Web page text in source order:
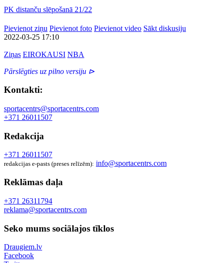
PK distanču slēpošanā 21/22
Pievienot ziņu Pievienot foto Pievienot video Sākt diskusiju
2022-03-25 17:10
Ziņas EIROKAUSI NBA
Pārslēgties uz pilno versiju ⊳
Kontakti:
sportacentrs@sportacentrs.com
+371 26011507
Redakcija
+371 26011507
redakcijas e-pasts (preses relīzēm): info@sportacentrs.com
Reklāmas daļa
+371 26311794
reklama@sportacentrs.com
Seko mums sociālajos tīklos
Draugiem.lv
Facebook